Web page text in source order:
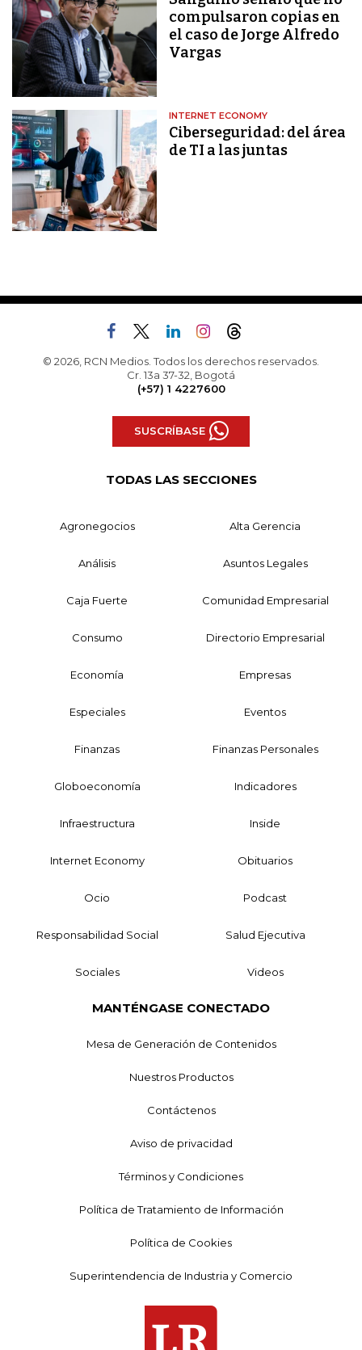
compulsaron copias en
el caso de Jorge Alfredo
Vargas
INTERNET ECONOMY
Ciberseguridad: del área
de TI a las juntas
© 2026, RCN Medios. Todos los derechos reservados.
Cr. 13a 37-32, Bogotá
(+57) 1 4227600
SUSCRÍBASE
TODAS LAS SECCIONES
Agronegocios Alta Gerencia
Análisis Asuntos Legales
Caja Fuerte Comunidad Empresarial
Consumo Directorio Empresarial
Economía Empresas
Especiales Eventos
Finanzas Finanzas Personales
Globoeconomía Indicadores
Infraestructura Inside
Internet Economy Obituarios
Ocio Podcast
Responsabilidad Social Salud Ejecutiva
Sociales Videos
MANTÉNGASE CONECTADO
Mesa de Generación de Contenidos
Nuestros Productos
Contáctenos
Aviso de privacidad
Términos y Condiciones
Política de Tratamiento de Información
Política de Cookies
Superintendencia de Industria y Comercio